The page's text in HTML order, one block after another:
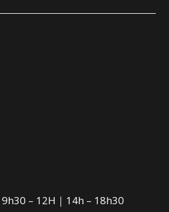
– 12H｜14h – 18h30